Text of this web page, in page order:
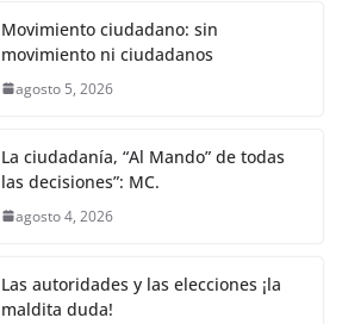
p er
Movimiento ciudadano: sin
movimiento ni ciudadanos
agosto 5, 2026
La ciudadanía, “Al Mando” de todas
las decisiones”: MC.
agosto 4, 2026
Las autoridades y las elecciones ¡la
maldita duda!